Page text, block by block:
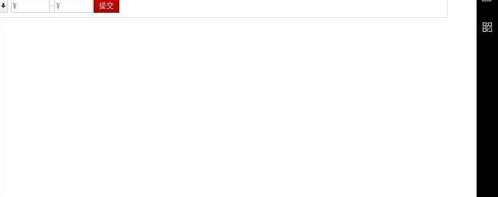
¥ ¥ 提交